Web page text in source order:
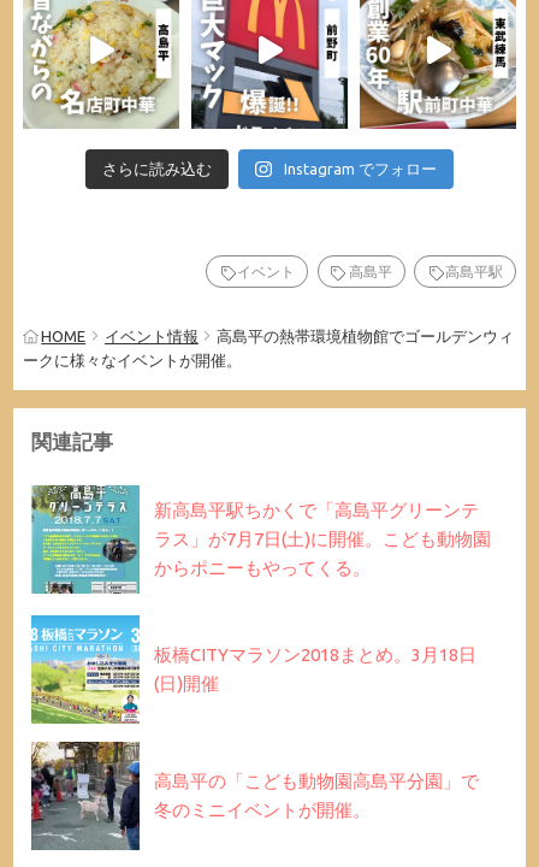
さらに読み込む Instagram でフォロー
イベント 高島平 高島平駅
HOME イベント情報
高島平の熱帯環境植物館でゴールデンウィ
ークに様々なイベントが開催。
関連記事
新高島平駅ちかくで「高島平グリーンテ
ラス」が7月7日(土)に開催。こども動物園
からポニーもやってくる。
板橋CITYマラソン2018まとめ。3月18日
(日)開催
高島平の「こども動物園高島平分園」で
冬のミニイベントが開催。